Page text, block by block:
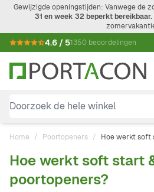
Ga naar de inhoud
Gewijzigde openingstijden: Vanwege de
31 en week 32 beperkt bereikbaar.
4.6 / 51350 beoordelingen
Doorzoek de hele winkel
Home / Poortopeners / Hoe werkt soft
Hoe werkt soft start
poortopeners?